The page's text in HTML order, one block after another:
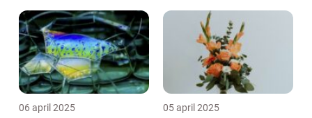
06 april 2025 05 april 2025